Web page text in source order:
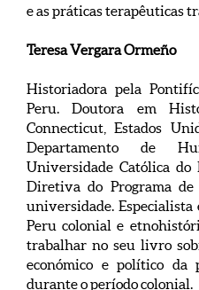
e as práticas terapêuticas
Teresa Vergara Ormeño
Historiadora pela
Peru. Doutora em
Connecticut, Estados
Departamento de
Universidade Católica do
Diretiva do Programa de
universidade.
Peru colonial e
trabalhar no seu livro
económico e político da
durante o período colonial.